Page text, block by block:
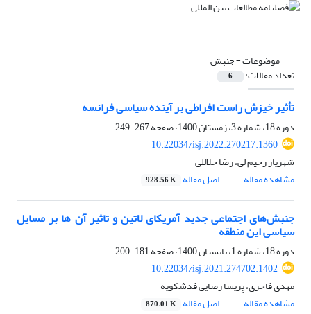
موضوعات =جنبش
تعداد مقالات: 6
تأثیر خیزش راست افراطی بر آینده سیاسی فرانسه
دوره 18، شماره 3، زمستان 1400، صفحه
267-249
10.22034/isj.2022.270217.1360
شهریار رحیم لی، رضا جلاللی
مشاهده مقاله
اصل مقاله 928.56 K
جنبش‌های اجتماعی جدید آمریکای لاتین و تاثیر آن ها بر مسایل
سیاسی این منطقه
دوره 18، شماره 1، تابستان 1400، صفحه
181-200
10.22034/isj.2021.274702.1402
مهدی فاخری، پریسا رضایی فدشکویه
مشاهده مقاله
اصل مقاله 870.01 K